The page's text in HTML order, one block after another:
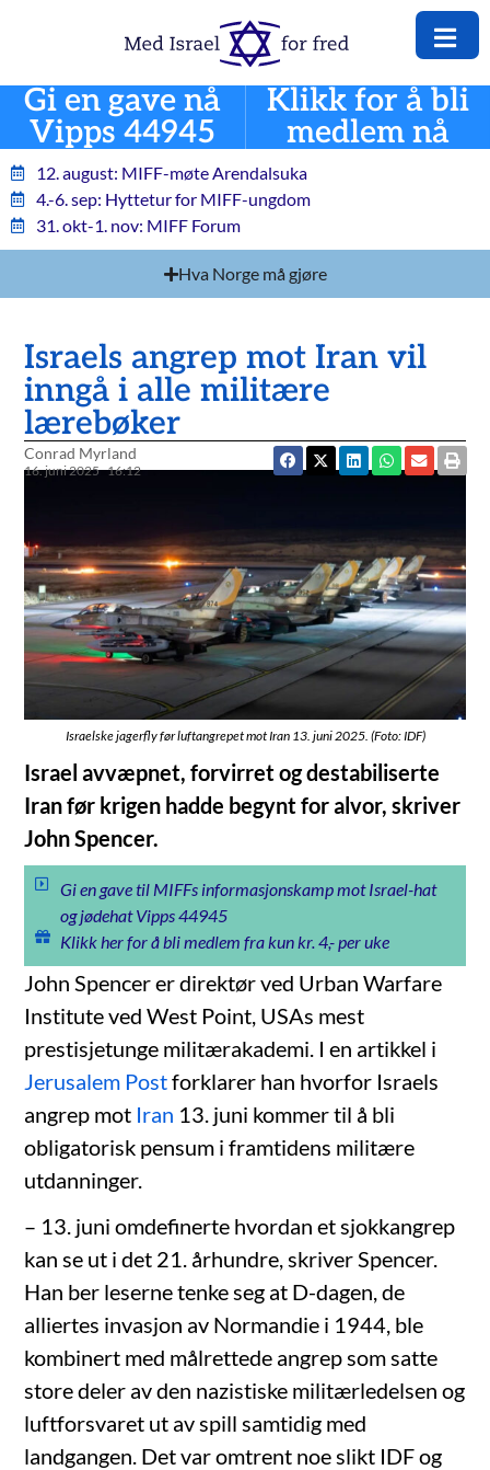
Gi en gave nå
Vipps 44945
Klikk for å bli
medlem nå
12. august: MIFF-møte Arendalsuka
4.-6. sep: Hyttetur for MIFF-ungdom
31. okt-1. nov: MIFF Forum
Hva Norge må gjøre
Israels angrep mot Iran vil
inngå i alle militære
lærebøker
Conrad Myrland
16. juni 2025 16:12
Israelske jagerfly før luftangrepet mot Iran 13. juni 2025. (Foto: IDF)
Israel avvæpnet, forvirret og destabiliserte
Iran før krigen hadde begynt for alvor, skriver
John Spencer.
Gi en gave til MIFFs informasjonskamp mot Israel-hat
og jødehat Vipps 44945
Klikk her for å bli medlem fra kun kr. 4,- per uke
John Spencer er direktør ved Urban Warfare
Institute ved West Point, USAs mest
prestisjetunge militærakademi. I en artikkel i
Jerusalem Postforklarer han hvorfor Israels
angrep mot Iran 13. juni kommer til å bli
obligatorisk pensum i framtidens militære
utdanninger.
– 13. juni omdefinerte hvordan et sjokkangrep
kan se ut i det 21. århundre, skriver Spencer.
Han ber leserne tenke seg at D-dagen, de
alliertes invasjon av Normandie i 1944, ble
kombinert med målrettede angrep som satte
store deler av den nazistiske militærledelsen og
luftforsvaret ut av spill samtidig med
landgangen. Det var omtrent noe slikt IDF og